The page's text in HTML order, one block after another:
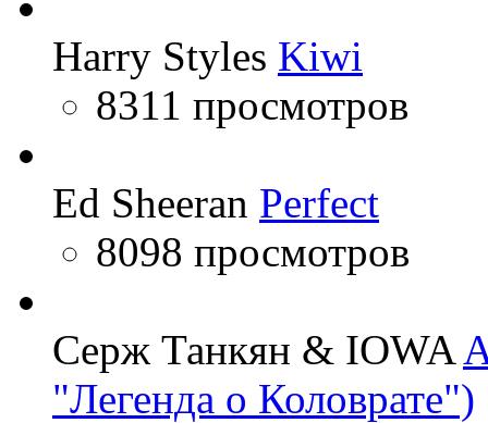
Harry Styles Kiwi
8311 просмотров
Ed Sheeran Perfect
8098 просмотров
Серж Танкян & IOWA
"Легенда о Коловрате")